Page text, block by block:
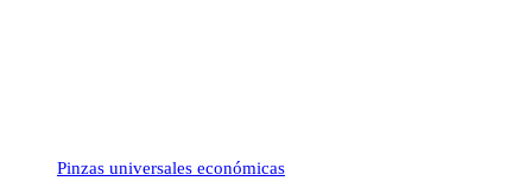
Pinzas universales económicas